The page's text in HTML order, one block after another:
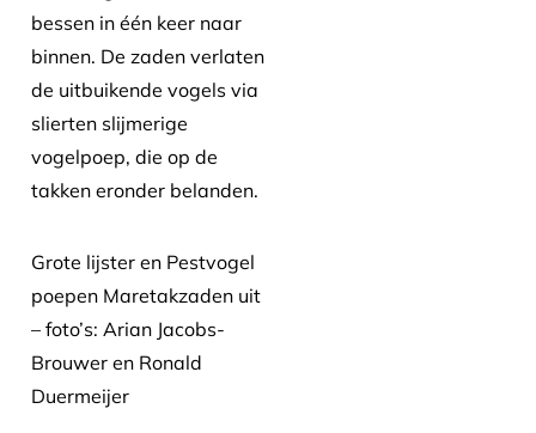
bessen in één keer naar
binnen. De zaden verlaten
de uitbuikende vogels via
slierten slijmerige
vogelpoep, die op de
takken eronder belanden.
Grote lijster en Pestvogel
poepen Maretakzaden uit
– foto’s: Arian Jacobs-
Brouwer en Ronald
Duermeijer